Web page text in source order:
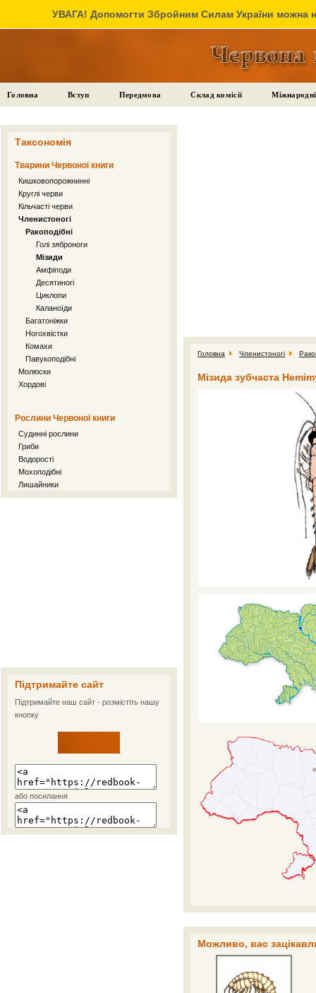
УВАГА! Допомогти Збройним Силам України можна
Головна Вступ Передмова Склад комісії
Таксономія
Тварини Червоної книги
Кишковопорожнинні
Круглі черви
Кільчасті черви
Членистоногі
Ракоподібні
Голі зяброноги
Мізиди
Амфіподи
Десятиногі
Циклопи
Каланоїди
Багатоніжки
Ногохвістки
Комахи
Павукоподібні
Молюски
Хордові
Рослини Червоної книги
Судинні рослини
Гриби
Водорості
Мохоподібні
Лишайники
Підтримайте сайт
Підтримайте наш сайт - розмістіть нашу
кнопку
або посилання
Головна Членистоногі
Мізида зубчаста
Можливо, вас